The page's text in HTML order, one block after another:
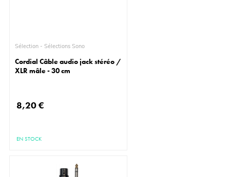
Sélection - Sélections Sono
Cordial Câble audio jack stéréo /
XLR mâle - 30 cm
8,20 €
EN STOCK